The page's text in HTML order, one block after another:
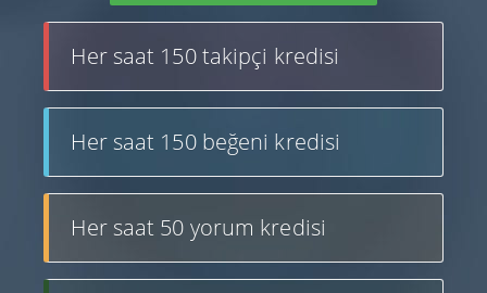
Her saat 150 takipçi kredisi
Her saat 150 beğeni kredisi
Her saat 50 yorum kredisi